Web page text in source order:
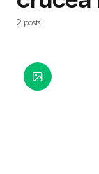
2 posts